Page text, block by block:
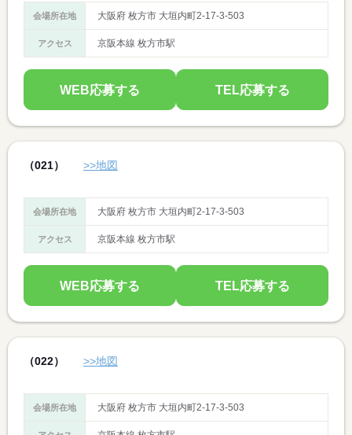
会場所在地 大阪府 枚方市 大垣内町2-17-3-503
アクセス 京阪本線 枚方市駅
WEB応募する TEL応募する
（021） >>地図
会場所在地 大阪府 枚方市 大垣内町2-17-3-503
アクセス 京阪本線 枚方市駅
WEB応募する TEL応募する
（022） >>地図
会場所在地 大阪府 枚方市 大垣内町2-17-3-503